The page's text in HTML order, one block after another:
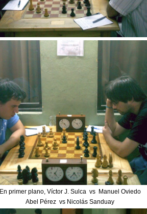
En primer plano, Víctor J. Sulca vs Manuel Oviedo
Abel Pérez vs Nicolás Sanduay